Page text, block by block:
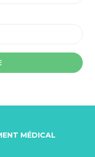
MÉDICAL